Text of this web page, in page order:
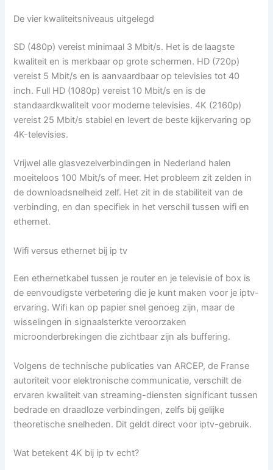
De vier kwaliteitsniveaus uitgelegd
SD (480p) vereist minimaal 3 Mbit/s. Het is de laagste
kwaliteit en is merkbaar op grote schermen. HD (720p)
vereist 5 Mbit/s en is aanvaardbaar op televisies tot 40
inch. Full HD (1080p) vereist 10 Mbit/s en is de
standaardkwaliteit voor moderne televisies. 4K (2160p)
vereist 25 Mbit/s stabiel en levert de beste kijkervaring op
4K-televisies.
Vrijwel alle glasvezelverbindingen in Nederland halen
moeiteloos 100 Mbit/s of meer. Het probleem zit zelden in
de downloadsnelheid zelf. Het zit in de stabiliteit van de
verbinding, en dan specifiek in het verschil tussen wifi en
ethernet.
Wifi versus ethernet bij ip tv
Een ethernetkabel tussen je router en je televisie of box is
de eenvoudigste verbetering die je kunt maken voor je iptv-
ervaring. Wifi kan op papier snel genoeg zijn, maar de
wisselingen in signaalsterkte veroorzaken
microonderbrekingen die zichtbaar zijn als buffering.
Volgens de technische publicaties van ARCEP, de Franse
autoriteit voor elektronische communicatie, verschilt de
ervaren kwaliteit van streaming-diensten significant tussen
bedrade en draadloze verbindingen, zelfs bij gelijke
theoretische snelheden. Dit geldt direct voor iptv-gebruik.
Wat betekent 4K bij ip tv echt?